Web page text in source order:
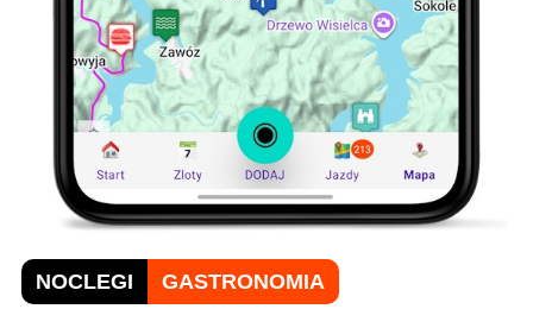
NOCLEGI GASTRONOMIA